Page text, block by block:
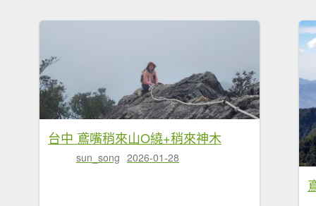
台中 鳶嘴稍來山O繞+稍來神木
sun_song 2026-01-28